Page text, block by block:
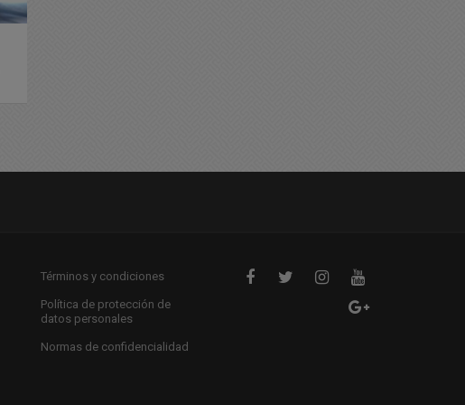
Términos y condiciones
Política de protección de
datos personales
Normas de confidencialidad